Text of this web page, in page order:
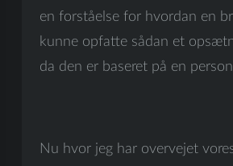
en forståelse for hvordan en
kunne opfatte sådan et
da den er baseret på en
Nu hvor jeg har overvejet